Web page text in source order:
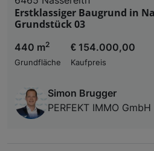
Erstklassiger Baugrund in
Grundstück 03
440 m2
Grundfläche
€ 154.000,00
Kaufpreis
Simon Brugger
PERFEKT IMMO GmbH